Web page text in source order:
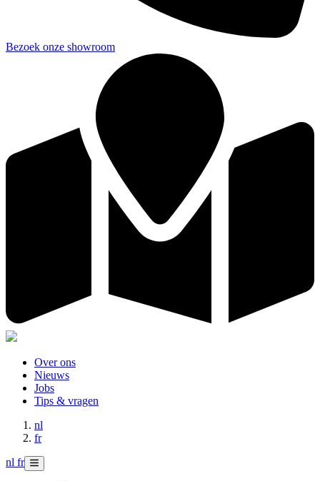
Bezoek onze showroom
Over ons
Nieuws
Jobs
Tips & vragen
nl
fr
nl fr